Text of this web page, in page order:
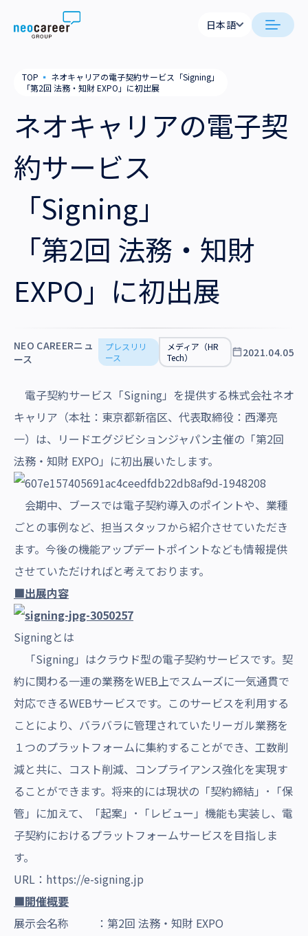
Skip to content
日本語
私たちの考え方
就労支援
業務支援
会社概要
役員一覧
拠点一覧
グループ会社
サステナビリティ
採用情報
日本語
TOP ▪ ネオキャリアの電子契約サービス「Signing」
「第2回 法務・知財 EXPO」に初出展
ネオキャリアの電子契
約サービス
「Signing」
「第2回 法務・知財
EXPO」に初出展
NEO CAREERニュ
ース
プレスリリ
ース
メディア（HR
Tech）
2021.04.05
電子契約サービス「Signing」を提供する株式会社ネオ
キャリア（本社：東京都新宿区、代表取締役：西澤亮
一）は、リードエグジビションジャパン主催の「第2回
法務・知財 EXPO」に初出展いたします。
会期中、ブースでは電子契約導入のポイントや、業種
ごとの事例など、担当スタッフから紹介させていただき
ます。今後の機能アップデートポイントなども情報提供
させていただければと考えております。
■出展内容
Signingとは
「Signing」はクラウド型の電子契約サービスです。契
約に関わる一連の業務をWEB上でスムーズに一気通貫で
対応できるWEBサービスです。このサービスを利用する
ことにより、バラバラに管理されていたリーガル業務を
１つのプラットフォームに集約することができ、工数削
減と共に、コスト削減、コンプライアンス強化を実現す
ることができます。将来的には現状の「契約締結」･「保
管」に加えて、「起案」･「レビュー」機能も実装し、電
子契約におけるプラットフォームサービスを目指しま
す。
URL： https://e-signing.jp
■開催概要
展示会名称 ： 第2回 法務・知財 EXPO